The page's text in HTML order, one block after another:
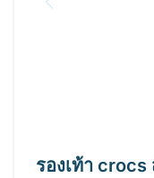
รองเท้า